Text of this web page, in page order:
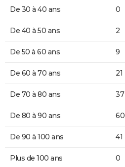
De 30 à 40 ans 0
De 40 à 50 ans 2
De 50 à 60 ans 9
De 60 à 70 ans 21
De 70 à 80 ans 37
De 80 à 90 ans 60
De 90 à 100 ans 41
Plus de 100 ans 0